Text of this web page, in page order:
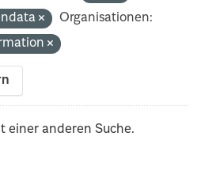
Organisationen:
einer anderen Suche.